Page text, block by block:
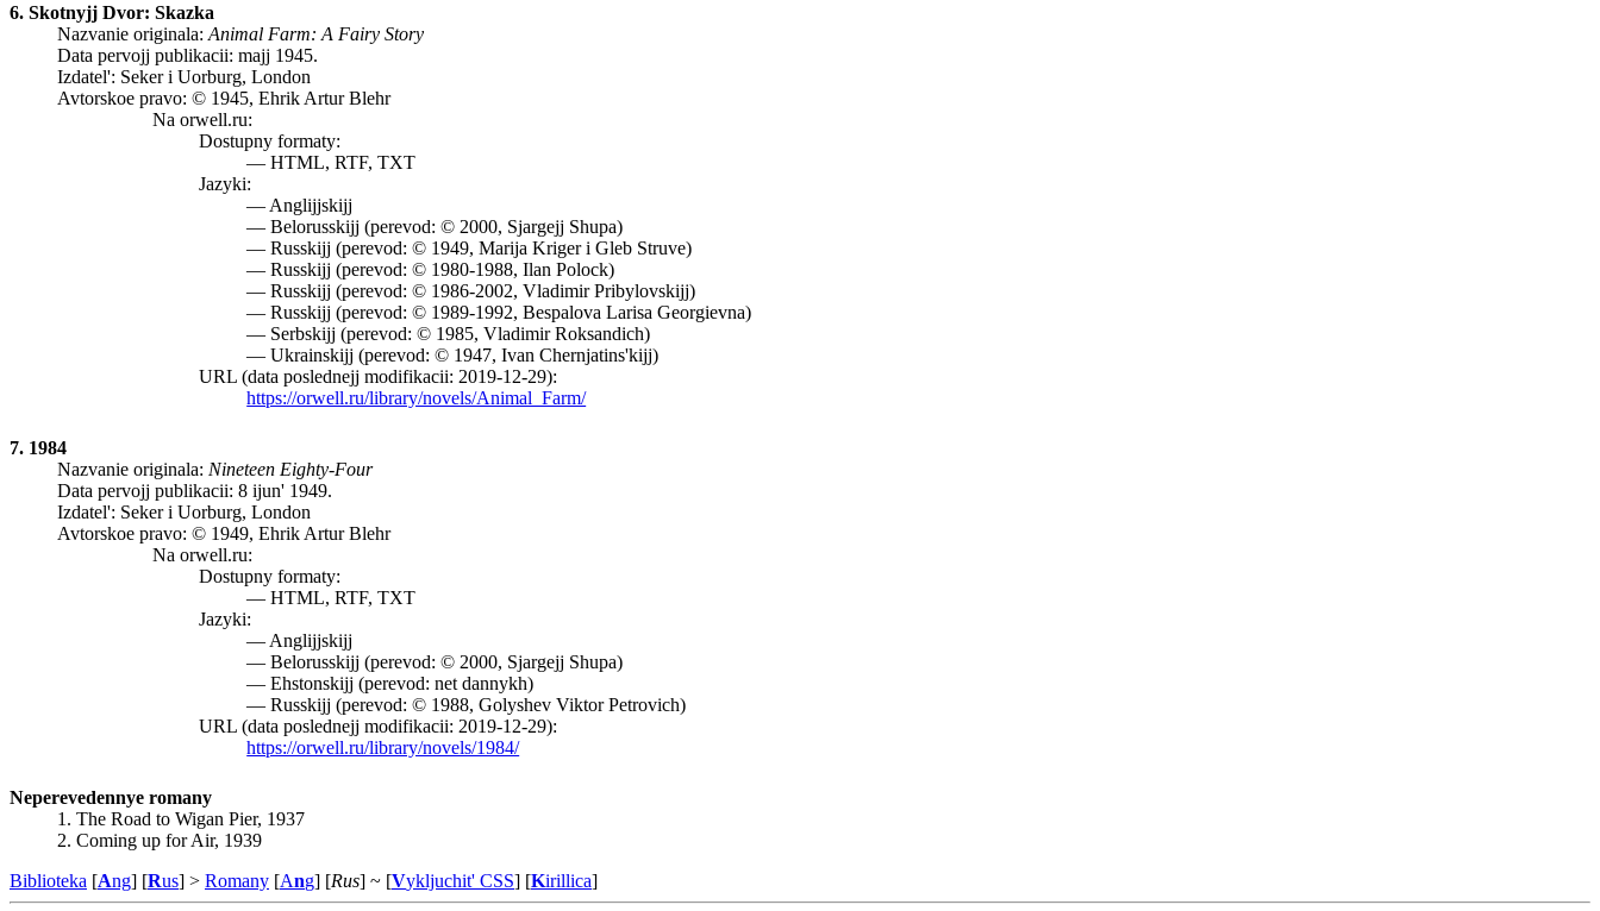
6. Skotnyjj Dvor: Skazka
Nazvanie originala: Animal Farm: A Fairy Story
Data pervojj publikacii: majj 1945.
Izdatel': Seker i Uorburg, London
Avtorskoe pravo: © 1945, Ehrik Artur Blehr
Na orwell.ru:
Dostupny formaty:
— HTML, RTF, TXT
Jazyki:
— Anglijjskijj
— Belorusskijj (perevod: © 2000, Sjargejj Shupa)
— Russkijj (perevod: © 1949, Marija Kriger i Gleb Struve)
— Russkijj (perevod: © 1980-1988, Ilan Polock)
— Russkijj (perevod: © 1986-2002, Vladimir Pribylovskijj)
— Russkijj (perevod: © 1989-1992, Bespalova Larisa Georgievna)
— Serbskijj (perevod: © 1985, Vladimir Roksandich)
— Ukrainskijj (perevod: © 1947, Іvan Chernjatins'kijj)
URL (data poslednejj modifikacii: 2019-12-29):
https://orwell.ru/library/novels/Animal_Farm/
7. 1984
Nazvanie originala: Nineteen Eighty-Four
Data pervojj publikacii: 8 ijun' 1949.
Izdatel': Seker i Uorburg, London
Avtorskoe pravo: © 1949, Ehrik Artur Blehr
Na orwell.ru:
Dostupny formaty:
— HTML, RTF, TXT
Jazyki:
— Anglijjskijj
— Belorusskijj (perevod: © 2000, Sjargejj Shupa)
— Ehstonskijj (perevod: net dannykh)
— Russkijj (perevod: © 1988, Golyshev Viktor Petrovich)
URL (data poslednejj modifikacii: 2019-12-29):
https://orwell.ru/library/novels/1984/
Neperevedennye romany
1. The Road to Wigan Pier, 1937
2. Coming up for Air, 1939
Biblioteka [Ang] [Rus] > Romany [Ang] [Rus] ~ [Vykljuchit' CSS] [Kirillica]